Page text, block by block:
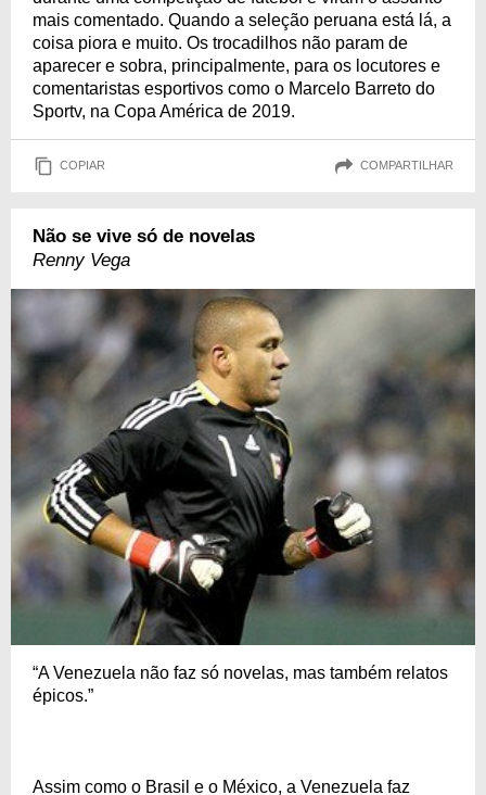
mais comentado. Quando a seleção peruana está lá, a
coisa piora e muito. Os trocadilhos não param de
aparecer e sobra, principalmente, para os locutores e
comentaristas esportivos como o Marcelo Barreto do
Sportv, na Copa América de 2019.
COPIAR COMPARTILHAR
Não se vive só de novelas
Renny Vega
“A Venezuela não faz só novelas, mas também relatos
épicos.”
Assim como o Brasil e o México, a Venezuela faz